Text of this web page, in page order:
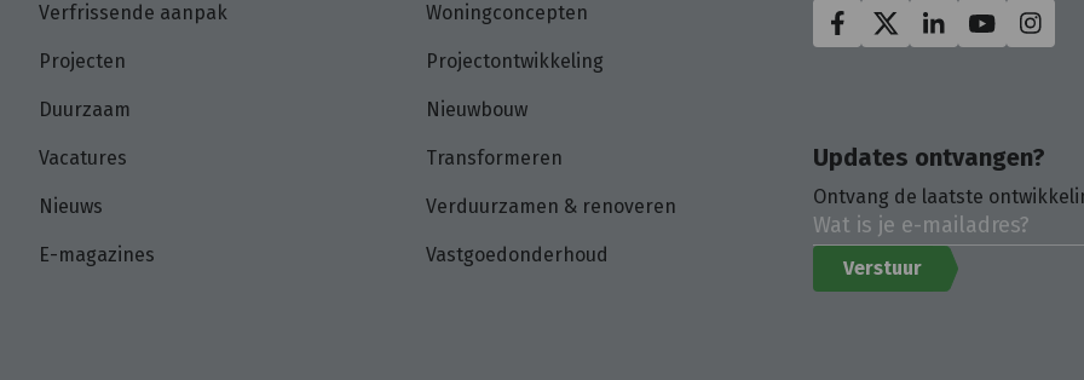
Verfrissende aanpak
Projecten
Duurzaam
Vacatures
Nieuws
E-magazines
Woningconcepten
Projectontwikkeling
Nieuwbouw
Transformeren
Verduurzamen & renoveren
Vastgoedonderhoud
Updates ontvangen?
Ontvang de laatste
Verstuur